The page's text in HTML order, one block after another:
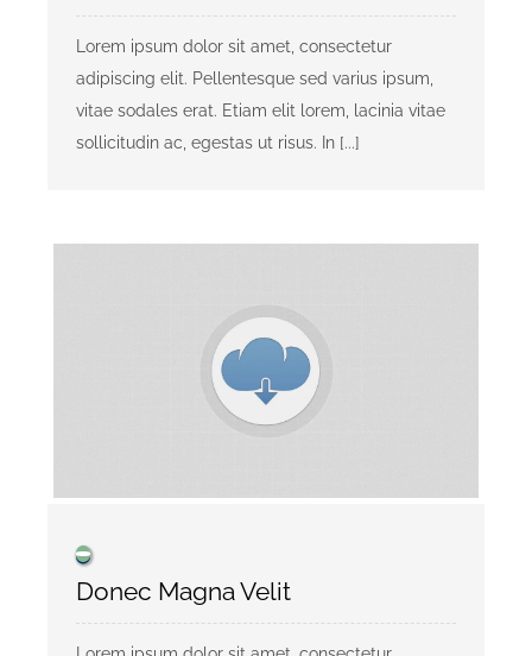
Lorem ipsum dolor sit amet, consectetur
adipiscing elit. Pellentesque sed varius ipsum,
vitae sodales erat. Etiam elit lorem, lacinia vitae
sollicitudin ac, egestas ut risus. In [...]
Donec Magna Velit